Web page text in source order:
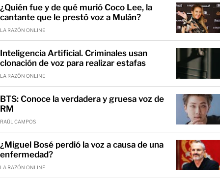
¿Quién fue y de qué murió Coco Lee, la
cantante que le prestó voz a Mulán?
LA RAZÓN ONLINE
Inteligencia Artificial. Criminales usan
clonación de voz para realizar estafas
LA RAZÓN ONLINE
BTS: Conoce la verdadera y gruesa voz de
RM
RAÚL CAMPOS
¿Miguel Bosé perdió la voz a causa de una
enfermedad?
LA RAZÓN ONLINE